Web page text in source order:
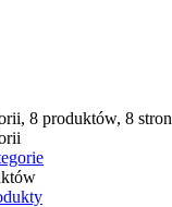
8 produktów, 8 stron